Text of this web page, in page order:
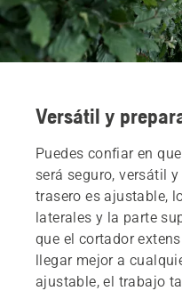
Versátil y
Puedes confiar en
será seguro, versátil
trasero es ajustable,
laterales y la parte
que el cortador
llegar mejor a
ajustable, el trabajo